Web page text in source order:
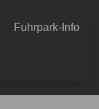
Fuhrpark-Info